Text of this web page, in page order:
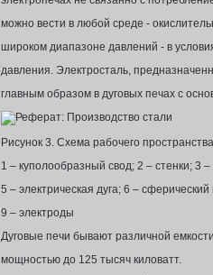
можно вести в любой среде -
широком диапазоне давлений - в
давления. Электросталь,
главным образом в дуговых печах с
Рисунок 3. Схема рабочего
1 – куполообразный свод; 2 – стенки; 3
5 – электрическая дуга; 6 –
9 – электроды
Дуговые печи бывают различной
мощностью до 125 тысяч киловатт.